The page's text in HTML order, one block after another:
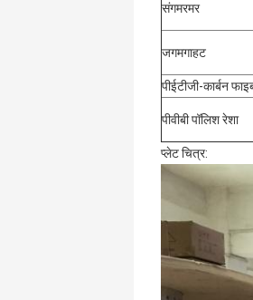
संगमरमर
जगमगाहट
पीईटीजी-कार्बन
पीवीबी पॉलिश रेशा
प्लेट चित्र: